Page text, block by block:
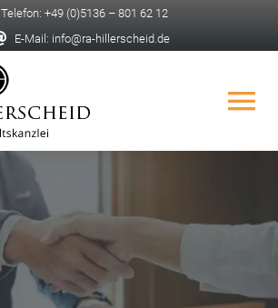
Telefon: +49 (0)5136 – 801 62 12
E-Mail: info@ra-hillerscheid.de
DIE KANZLEI
DAS TEAM